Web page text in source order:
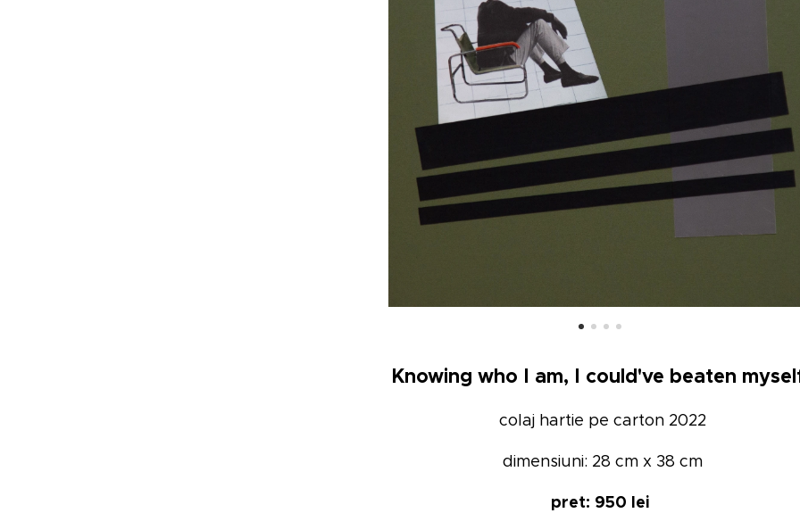
Knowing who I am, I could've beaten
colaj hartie pe carton 2022
dimensiuni: 28 cm x 38 cm
pret: 950 lei